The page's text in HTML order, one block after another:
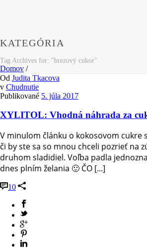
KATEGÓRIA
Tag Archives for: "brezový cukor"
Domov /
Od Judita Tkacova
v Chudnutie
Publikované 5. júla 2017
XYLITOL: Vhodná náhrada za
V minulom článku o kokosovom cukre
či by ste sa so mnou chceli pozrieť na
druhom sladidiel. Voľba padla
dnes plním želania 🙂 ČO [...]
10